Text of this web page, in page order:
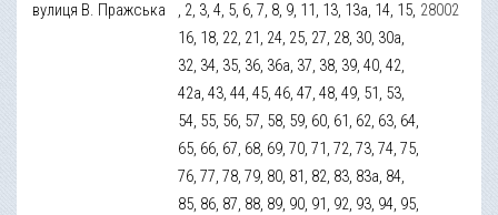
вулиця В. Пражська
, 2, 3, 4, 5, 6, 7, 8, 9, 11, 13, 13а, 14, 15,
16, 18, 22, 21, 24, 25, 27, 28, 30, 30а,
32, 34, 35, 36, 36а, 37, 38, 39, 40, 42,
42а, 43, 44, 45, 46, 47, 48, 49, 51, 53,
54, 55, 56, 57, 58, 59, 60, 61, 62, 63, 64,
65, 66, 67, 68, 69, 70, 71, 72, 73, 74, 75,
76, 77, 78, 79, 80, 81, 82, 83, 83а, 84,
85, 86, 87, 88, 89, 90, 91, 92, 93, 94, 95,
28002